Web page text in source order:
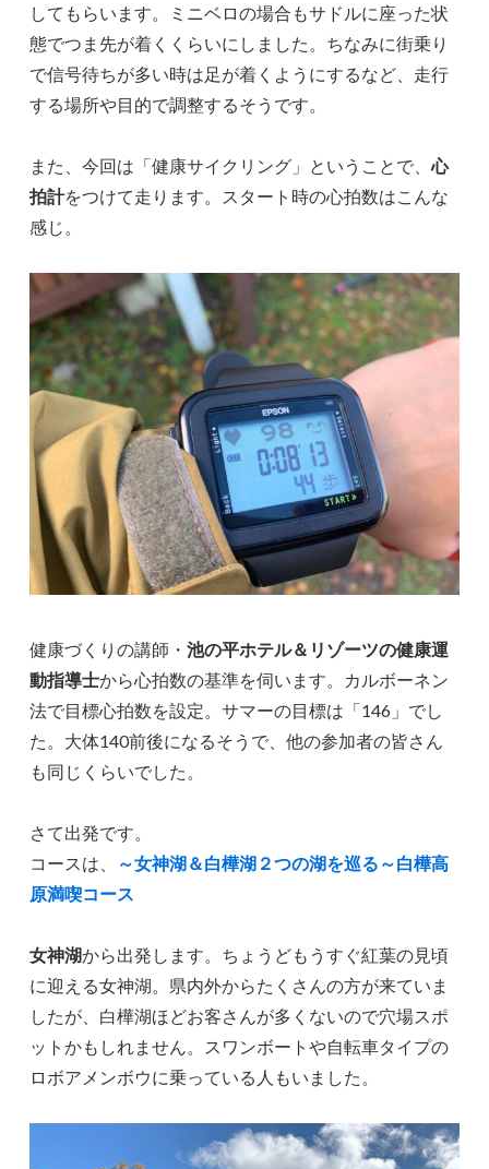
してもらいます。ミニベロの場合もサドルに座った状
態でつま先が着くくらいにしました。ちなみに街乗り
で信号待ちが多い時は足が着くようにするなど、走行
する場所や目的で調整するそうです。
また、今回は「健康サイクリング」ということで、心
拍計をつけて走ります。スタート時の心拍数はこんな
感じ。
健康づくりの講師・池の平ホテル＆リゾーツの健康運
動指導士から心拍数の基準を伺います。カルボーネン
法で目標心拍数を設定。サマーの目標は「146」でし
た。大体140前後になるそうで、他の参加者の皆さん
も同じくらいでした。
さて出発です。
コースは、
～女神湖＆白樺湖２つの湖を巡る～白樺高
原満喫コース
女神湖から出発します。ちょうどもうすぐ紅葉の見頃
に迎える女神湖。県内外からたくさんの方が来ていま
したが、白樺湖ほどお客さんが多くないので穴場スポ
ットかもしれません。スワンボートや自転車タイプの
ロボアメンボウに乗っている人もいました。